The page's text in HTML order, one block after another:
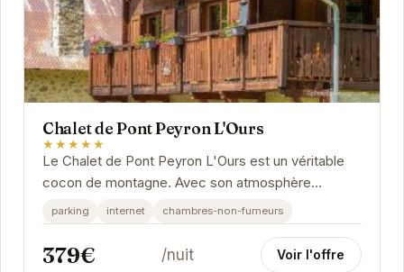
Chalet de Pont Peyron L'Ours
★★★★★
Le Chalet de Pont Peyron L'Ours est un véritable
cocon de montagne. Avec son atmosphère
accueillante et ses équipements modernes, il
promet un...
parking internet chambres-non-fumeurs
379€ /nuit Voir l'offre